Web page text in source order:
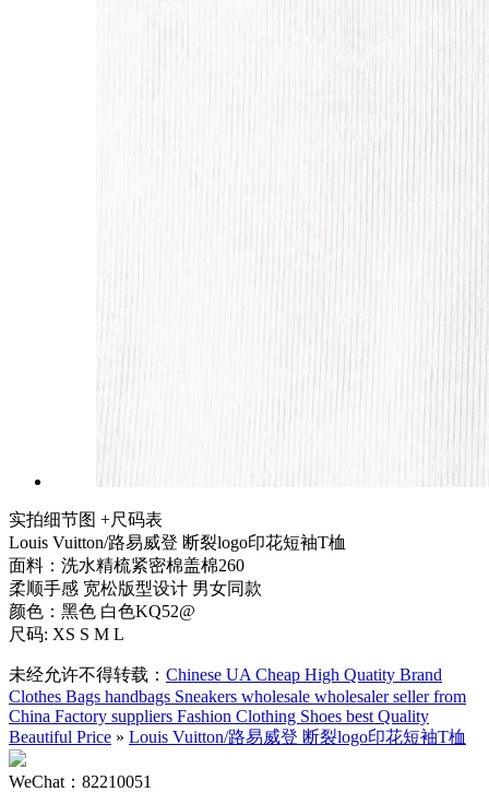
实拍细节图 +尺码表
Louis Vuitton/路易威登 断裂logo印花短袖T桖
面料：洗水精梳紧密棉盖棉260
柔顺手感 宽松版型设计 男女同款
颜色：黑色 白色KQ52@
尺码: XS S M L
未经允许不得转载： Chinese UA Cheap High Quatity Brand
Clothes Bags handbags Sneakers wholesale wholesaler seller from
China Factory suppliers Fashion Clothing Shoes best Quality
Beautiful Price » Louis Vuitton/路易威登 断裂logo印花短袖T桖
WeChat：82210051